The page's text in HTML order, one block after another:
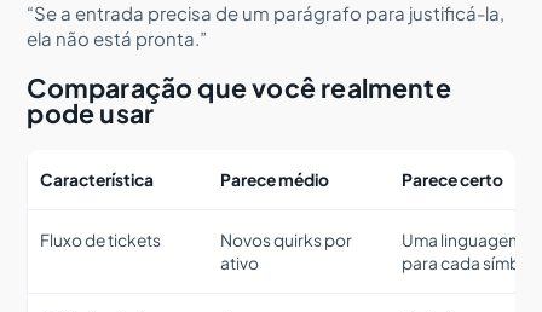
“Se a entrada precisa de um parágrafo para justificá-la,
ela não está pronta.”
Comparação que você realmente
pode usar
Característica Parece médio Parece certo
Fluxo de tickets
Novos quirks por
ativo
Uma linguagem
para cada